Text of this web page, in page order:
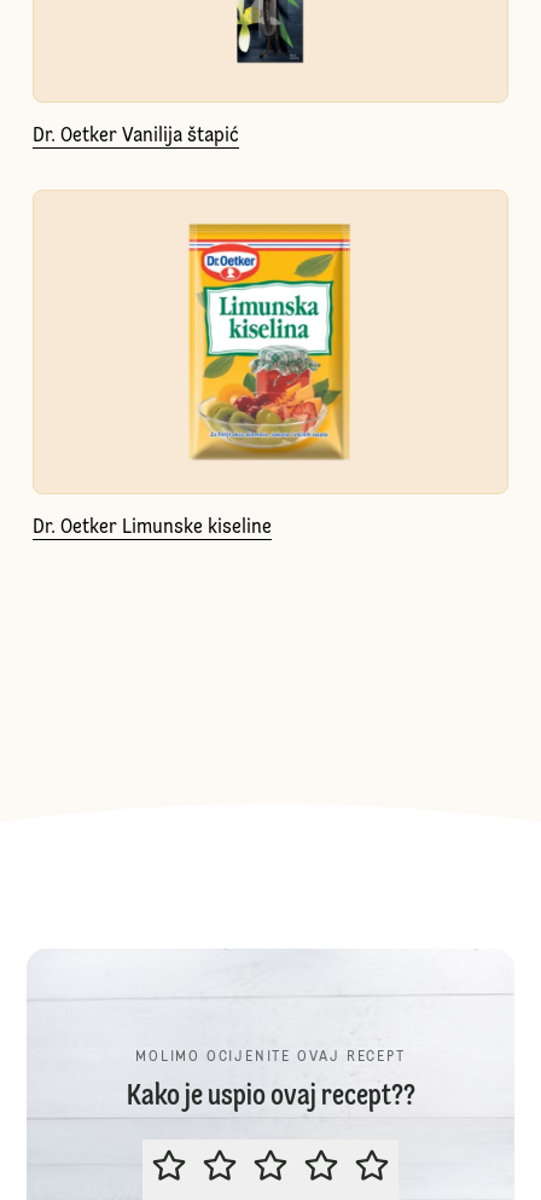
Dr. Oetker Vanilija štapić
Dr. Oetker Limunske kiseline
MOLIMO OCIJENITE OVAJ RECEPT
Kako je uspio ovaj recept??
MOLIMO OCIJENITE OVAJ